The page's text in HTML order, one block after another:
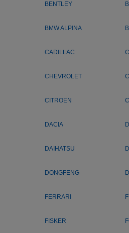
BENTLEY
BMW ALPINA
CADILLAC
CHEVROLET
CITROEN
DACIA
DAIHATSU
DONGFENG
FERRARI
FISKER